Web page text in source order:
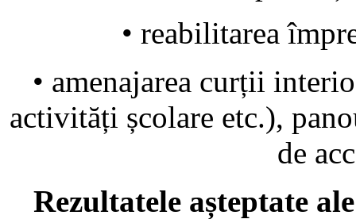
• reabilitarea
• amenajarea curții
activități școlare etc.),
de
Rezultatele așteptate